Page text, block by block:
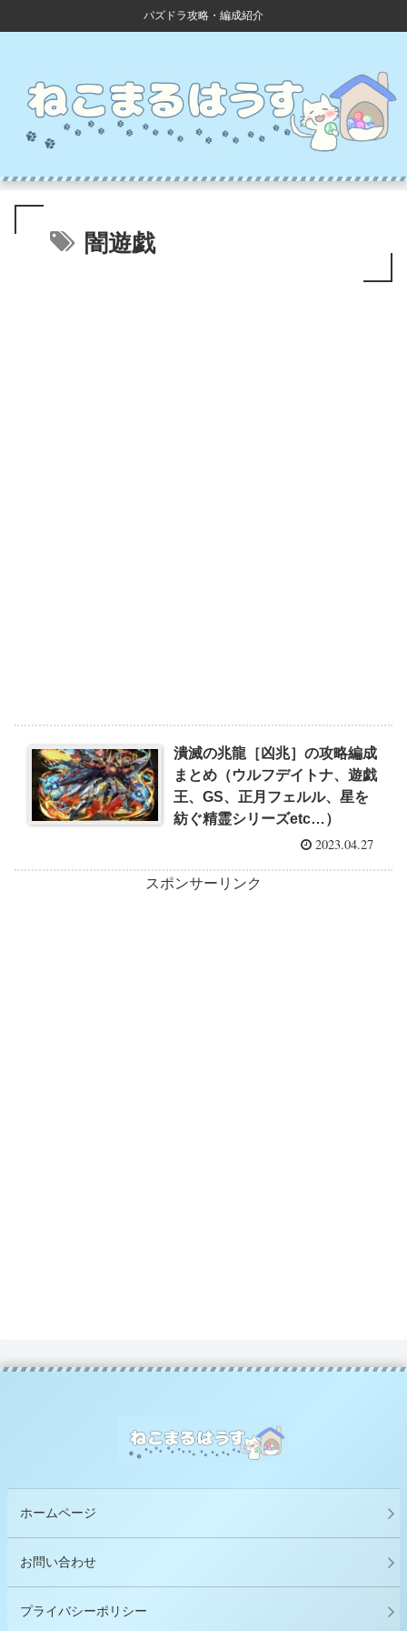
パズドラ攻略・編成紹介
闇遊戯
潰滅の兆龍［凶兆］の攻略編成
まとめ（ウルフデイトナ、遊戯
王、GS、正月フェルル、星を
紡ぐ精霊シリーズetc…）
2023.04.27
スポンサーリンク
ホームページ
お問い合わせ
プライバシーポリシー